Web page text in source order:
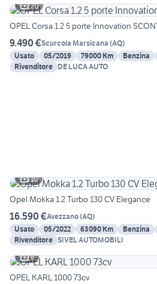
20
OPEL Corsa 1.2 5 porte Innovation
9.490 €Scurcola Marsicana (AQ)
Usato
05/2019 79000 Km Benzina
Rivenditore DE LUCA AUTO
10
Opel Mokka 1.2 Turbo 130 CV Elegance
16.590 €Avezzano(AQ)
Usato
05/2022 63090 Km Benzina
Rivenditore SIVEL AUTOMOBILI
6
OPEL KARL 1000 73cv